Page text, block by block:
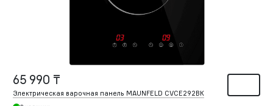
65 990 ₸
Электрическая варочная панель MAUNFELD CVCE292BK